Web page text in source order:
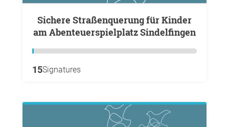
Sichere Straßenquerung für Kinder
am Abenteuerspielplatz Sindelfingen
15Signatures